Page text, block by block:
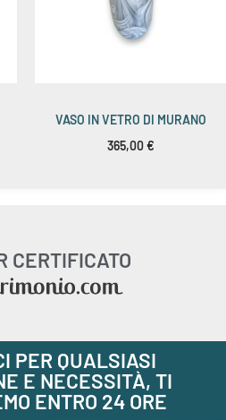
VASO IN VETRO DI MURANO
365,00€
CERTIFICATO
PER QUALSIASI
E NECESSITÀ, TI
ENTRO 24 ORE